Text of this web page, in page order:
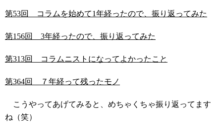
第53回 コラムを始めて1年経ったので、振り返ってみた
第156回 3年経ったので、振り返ってみた
第313回 コラムニストになってよかったこと
第364回 ７年経って残ったモノ
こうやってあげてみると、めちゃくちゃ振り返ってます
ね（笑）